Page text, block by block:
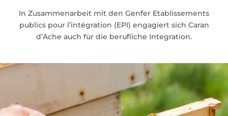
In Zusammenarbeit mit den Genfer Etablissements
publics pour l’intégration (EPI) engagiert sich Caran
d’Ache auch für die berufliche Integration.